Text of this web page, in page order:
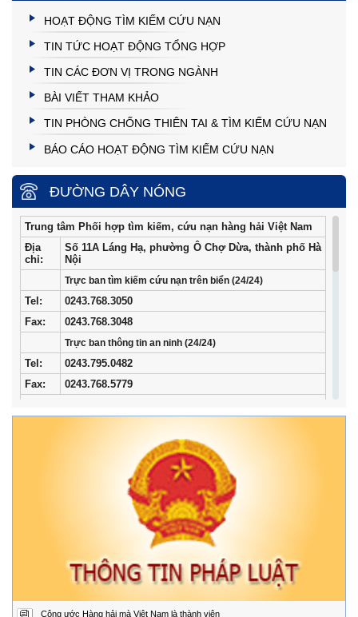
HOẠT ĐỘNG TÌM KIẾM CỨU NẠN
TIN TỨC HOẠT ĐỘNG TỔNG HỢP
TIN CÁC ĐƠN VỊ TRONG NGÀNH
BÀI VIẾT THAM KHẢO
TIN PHÒNG CHỐNG THIÊN TAI & TÌM KIẾM CỨU NẠN
BÁO CÁO HOẠT ĐỘNG TÌM KIẾM CỨU NẠN
ĐƯỜNG DÂY NÓNG
Trung tâm Phối hợp tìm kiếm, cứu nạn hàng hải Việt Nam
Địa
chỉ:
Số 11A Láng Hạ, phường Ô Chợ Dừa, thành phố Hà
Nội
Trực ban tìm kiếm cứu nạn trên biển (24/24)
Tel :
0243.768.3050
Fax:
0243.768.3048
Trực ban thông tin an ninh (24/24)
Tel:
0243.795.0482
Fax:
0243.768.5779
02253.759.508 (24/24h)
02253.759.507
Trung tâm Phối hợp tìm kiếm, cứu nạn hàng hải khu vực II
Đường Hoàng Sa, Phường Sơn Trà, thành phố Đà
02363.924.957 (24/24h)
Công ước Hàng hải mà Việt Nam là thành viên